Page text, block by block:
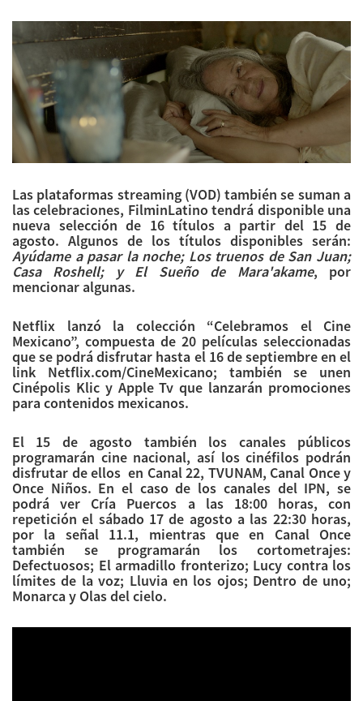
Las plataformas streaming (VOD) también se suman a
las celebraciones, FilminLatino tendrá disponible una
nueva selección de 16 títulos a partir del 15 de
agosto. Algunos de los títulos disponibles serán:
Ayúdame a pasar la noche; Los truenos de San Juan;
Casa Roshell; y El Sueño de Mara'akame, por
mencionar algunas.
Netflix lanzó la colección “Celebramos el Cine
Mexicano”, compuesta de 20 películas seleccionadas
que se podrá disfrutar hasta el 16 de septiembre en el
link Netflix.com/CineMexicano; también se unen
Cinépolis Klic y Apple Tv que lanzarán promociones
para contenidos mexicanos.
El 15 de agosto también los canales públicos
programarán cine nacional, así los cinéfilos podrán
disfrutar de ellos en Canal 22, TVUNAM, Canal Once y
Once Niños. En el caso de los canales del IPN, se
podrá ver Cría Puercos a las 18:00 horas, con
repetición el sábado 17 de agosto a las 22:30 horas,
por la señal 11.1, mientras que en Canal Once
también se programarán los cortometrajes:
Defectuosos; El armadillo fronterizo; Lucy contra los
límites de la voz; Lluvia en los ojos; Dentro de uno;
Monarca y Olas del cielo.